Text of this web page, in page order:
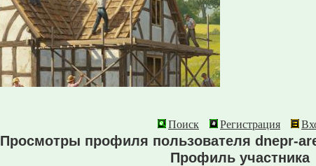
Поиск Регистрация
Просмотры профиля пользователя dnepr-
Профиль участника